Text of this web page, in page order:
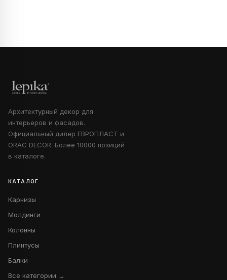
Архитектурный декор для
интерьеров и фасадов.
Официальный дилер ЕВРОПЛАСТ и
ORAC DECOR. Более 10000 позиций
в каталоге.
КАТАЛОГ
Карнизы
Молдинги
Колонны
Плинтусы
Балки
Все категории →